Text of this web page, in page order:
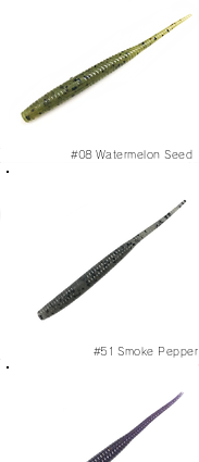
#08 Watermelon Seed
#51 Smoke Pepper